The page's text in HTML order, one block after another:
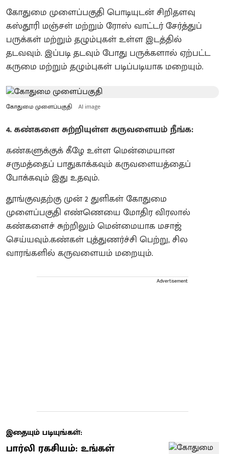
கோதுமை முளைப்பகுதி பொடியுடன் சிறிதளவு
கஸ்தூரி மஞ்சள் மற்றும் ரோஸ் வாட்டர் சேர்த்துப்
பருக்கள் மற்றும் தழும்புகள் உள்ள இடத்தில்
தடவவும். இப்படி தடவும் போது பருக்களால் ஏற்பட்ட
கருமை மற்றும் தழும்புகள் படிப்படியாக மறையும்.
கோதுமை முளைப்பகுதி AI image
4. கண்களை சுற்றியுள்ள கருவளையம் நீங்க:
கண்களுக்குக் கீழே உள்ள மென்மையான
சருமத்தைப் பாதுகாக்கவும் கருவளையத்தைப்
போக்கவும் இது உதவும்.
தூங்குவதற்கு முன் 2 துளிகள் கோதுமை
முளைப்பகுதி எண்ணெயை மோதிர விரலால்
கண்களைச் சுற்றிலும் மென்மையாக மசாஜ்
செய்யவும்.கண்கள் புத்துணர்ச்சி பெற்று, சில
வாரங்களில் கருவளையம் மறையும்.
Advertisement
இதையும் படியுங்கள்:
பார்லி ரகசியம்: உங்கள்